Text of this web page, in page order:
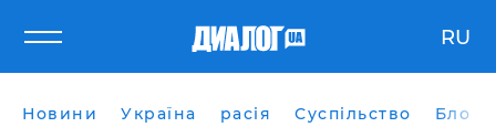
RU
Новини Україна расія Суспільство Блоги